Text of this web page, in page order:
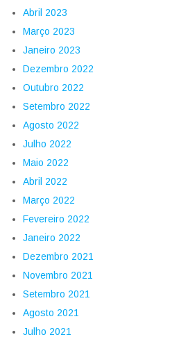
Abril 2023
Março 2023
Janeiro 2023
Dezembro 2022
Outubro 2022
Setembro 2022
Agosto 2022
Julho 2022
Maio 2022
Abril 2022
Março 2022
Fevereiro 2022
Janeiro 2022
Dezembro 2021
Novembro 2021
Setembro 2021
Agosto 2021
Julho 2021